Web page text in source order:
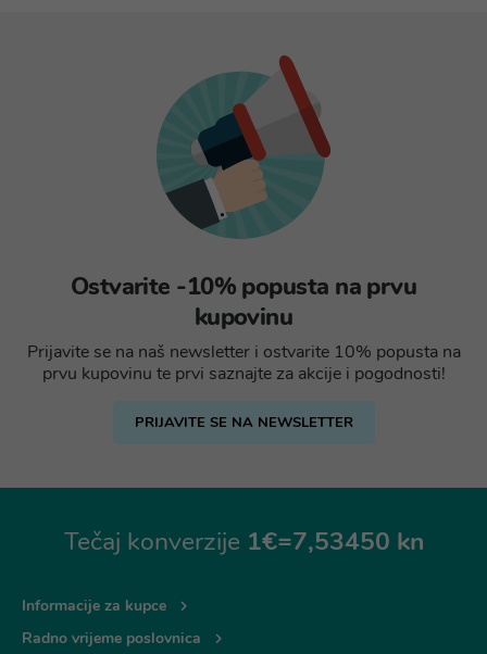
Ostvarite -10% popusta na prvu
kupovinu
Prijavite se na naš newsletter i ostvarite 10% popusta na
prvu kupovinu te prvi saznajte za akcije i pogodnosti!
PRIJAVITE SE NA NEWSLETTER
Tečaj konverzije 1€=7,53450 kn
Informacije za kupce
Radno vrijeme poslovnica